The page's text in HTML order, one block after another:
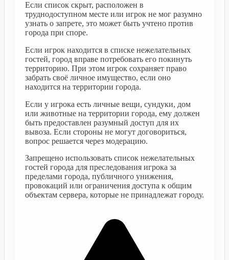
Если список скрыт, расположен в
труднодоступном месте или игрок не мог разумно
узнать о запрете, это может быть учтено против
города при споре.
Если игрок находится в списке нежелательных
гостей, город вправе потребовать его покинуть
территорию. При этом игрок сохраняет право
забрать своё личное имущество, если оно
находится на территории города.
Если у игрока есть личные вещи, сундуки, дом
или животные на территории города, ему должен
быть предоставлен разумный доступ для их
вывоза. Если стороны не могут договориться,
вопрос решается через модерацию.
Запрещено использовать список нежелательных
гостей города для преследования игрока за
пределами города, публичного унижения,
провокаций или ограничения доступа к общим
объектам сервера, которые не принадлежат городу.